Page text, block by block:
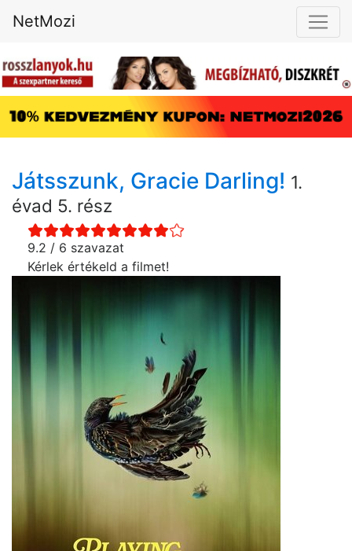
NetMozi
Játsszunk, Gracie Darling! 1.
évad 5. rész
9.2 / 6 szavazat
Kérlek értékeld a filmet!